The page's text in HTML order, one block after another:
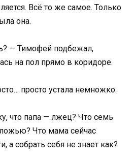
Всё то же самое. Только
она.
— Тимофей подбежал,
на пол прямо в коридоре.
просто устала немножко.
что папа — лжец? Что семь
Что мама сейчас
а собрать себя не знает как?